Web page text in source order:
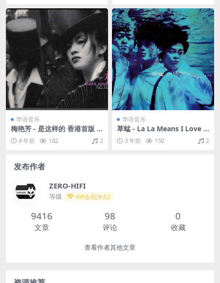
华语音乐
梅艳芳 - 是这样的 香港首版 1
994 [WAV+CUE/整轨/446M]
4 年前 182 2
华语音乐
草蜢 - La La Means I Love Y
ou（1992/FLAC/分轨/359
M）3 年前 150 2
发布作者
ZERO-HIFI
等级 VIP会员[永久]
9416
文章
98
评论
0
收藏
查看作者其他文章